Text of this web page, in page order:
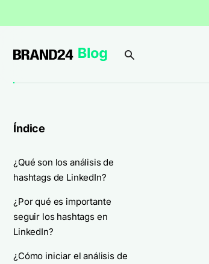
Índice
¿Qué son los análisis de
hashtags de LinkedIn?
¿Por qué es importante
seguir los hashtags en
LinkedIn?
¿Cómo iniciar el análisis de